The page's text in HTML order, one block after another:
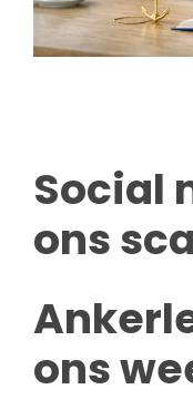
Social
ons
ons